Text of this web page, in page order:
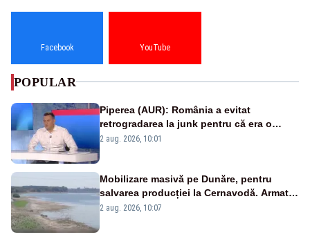
Facebook YouTube
POPULAR
Piperea (AUR): România a evitat
retrogradarea la junk pentru că era o
catastrofă pentru bănci și fondurile de
2 aug. 2026, 10:01
Mobilizare masivă pe Dunăre, pentru
salvarea producției la Cernavodă. Armata
va detona o stâncă și va devia apa
2 aug. 2026, 10:07